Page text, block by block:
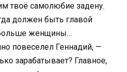
твоё самолюбие задену.
должен быть главой
женщины…
повеселел Геннадий, —
зарабатывает? Главное,